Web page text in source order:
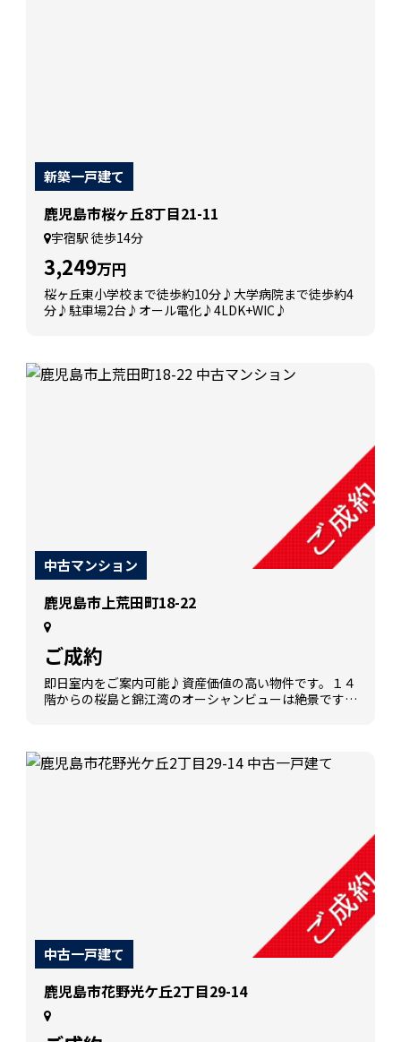
新築一戸建て
鹿児島市桜ヶ丘8丁目21-11
宇宿駅 徒歩14分
3,249万円
桜ヶ丘東小学校まで徒歩約10分♪大学病院まで徒歩約4
分♪駐車場2台♪オール電化♪4LDK+WIC♪
中古マンション
鹿児島市上荒田町18-22
ご成約
即日室内をご案内可能♪資産価値の高い物件です。１４
階からの桜島と錦江湾のオーシャンビューは絶景です。
中古一戸建て
鹿児島市花野光ケ丘2丁目29-14